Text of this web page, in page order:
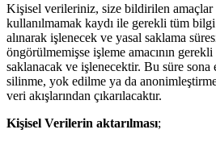
Kişisel verileriniz, size bildirilen amaçlar
kullanılmamak kaydı ile gerekli tüm
alınarak işlenecek ve yasal saklama
öngörülmemişse işleme amacının gerekli
saklanacak ve işlenecektir. Bu süre
silinme, yok edilme ya da
veri akışlarından çıkarılacaktır.
Kişisel Verilerin aktarılması;